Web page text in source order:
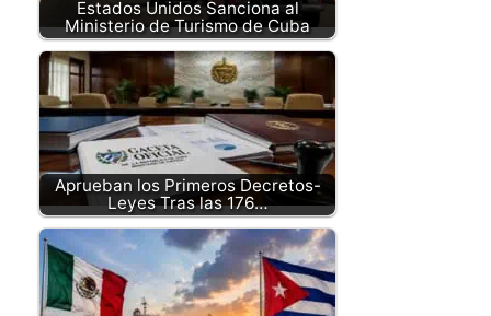
Estados Unidos Sanciona al
Ministerio de Turismo de Cuba
Aprueban los Primeros Decretos-
Leyes Tras las 176…